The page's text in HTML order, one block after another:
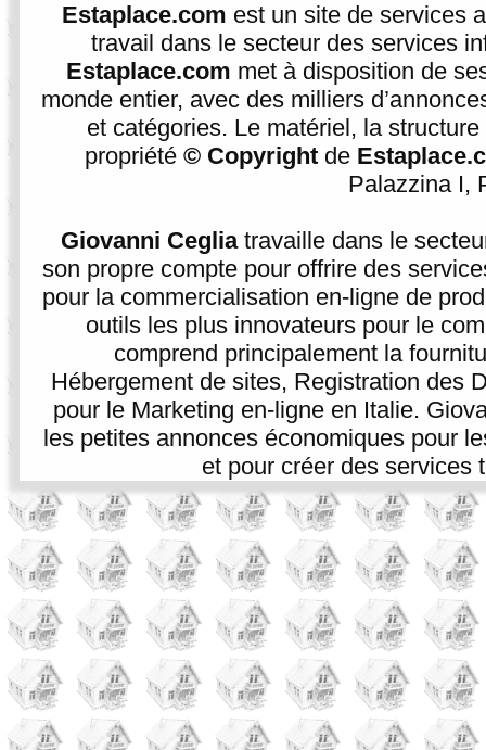
Estaplace.com est un site de services
travail dans le secteur des services
Estaplace.com met à disposition de
monde entier, avec des milliers
et catégories. Le matériel, la
propriété © Copyrightde
Palazzina I,
Giovanni Ceglia travaille dans le
son propre compte pour offrire des
pour la commercialisation en-ligne de
outils les plus innovateurs pour le
comprend principalement la
Hébergement de sites, Registration des
pour le Marketing en-ligne en Italie.
les petites annonces économiques pour
et pour créer des services